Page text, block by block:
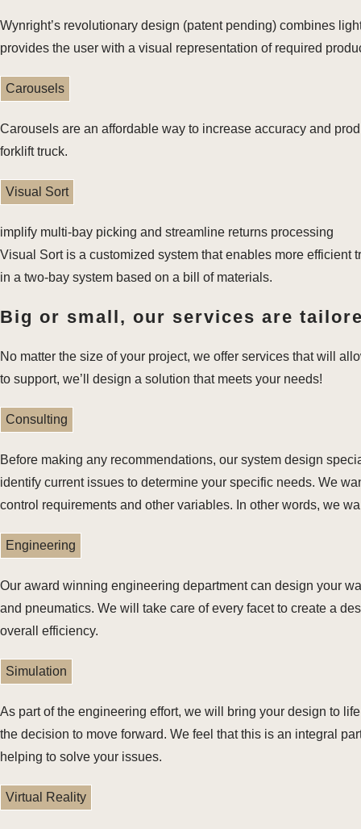
Wynright’s revolutionary design (patent pending) combines
provides the user with a visual representation of required
Carousels
Carousels are an affordable way to increase accuracy and
forklift truck.
Visual Sort
implify multi-bay picking and streamline returns processing
Visual Sort is a customized system that enables more
in a two-bay system based on a bill of materials.
Big or small, our services are
No matter the size of your project, we offer services that will
to support, we’ll design a solution that meets your needs!
Consulting
Before making any recommendations, our system design
identify current issues to determine your specific needs. We
control requirements and other variables. In other words, we
Engineering
Our award winning engineering department can design your
and pneumatics. We will take care of every facet to create a
overall efficiency.
Simulation
As part of the engineering effort, we will bring your design to
the decision to move forward. We feel that this is an integral
helping to solve your issues.
Virtual Reality